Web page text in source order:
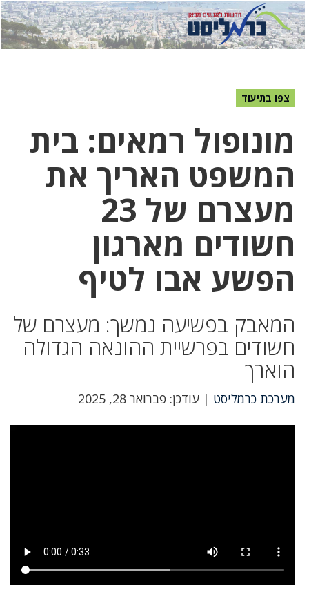
לחץ
כאן
לחץ
כדי
צפו בתיעוד
מונופול רמאים: בית
המשפט האריך את
מעצרם של 23
חשודים מארגון
הפשע אבו לטיף
המאבק בפשיעה נמשך: מעצרם של
חשודים בפרשיית ההונאה הגדולה
הוארך
מערכת כרמליסט | עודכן: פברואר 28, 2025